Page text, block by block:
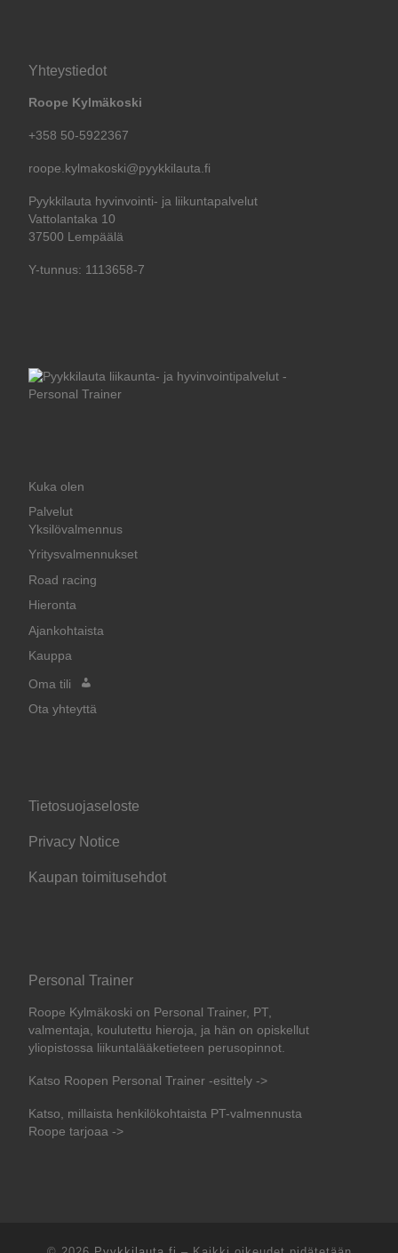
Yhteystiedot
Roope Kylmäkoski
+358 50-5922367
roope.kylmakoski@pyykkilauta.fi
Pyykkilauta hyvinvointi- ja liikuntapalvelut
Vattolantaka 10
37500 Lempäälä
Y-tunnus: 1113658-7
Kuka olen
Palvelut
Yksilövalmennus
Yritysvalmennukset
Road racing
Hieronta
Ajankohtaista
Kauppa
Oma tili
Ota yhteyttä
Tietosuojaseloste
Privacy Notice
Kaupan toimitusehdot
Personal Trainer
Roope Kylmäkoski on Personal Trainer, PT,
valmentaja, koulutettu hieroja, ja hän on opiskellut
yliopistossa liikuntalääketieteen perusopinnot.
Katso Roopen Personal Trainer -esittely ->
Katso, millaista henkilökohtaista PT-valmennusta
Roope tarjoaa ->